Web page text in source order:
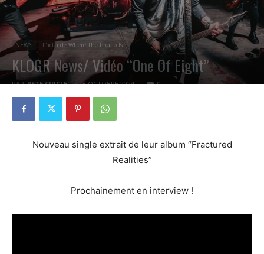
NEWS L'actu de Where The Promo Is
KLOGR News/ Vidéo “One Of Eight”
PAR PETE CIRCLE 3 OCTOBRE 2024 0
Nouveau single extrait de leur album “Fractured
Realities”
Prochainement en interview !